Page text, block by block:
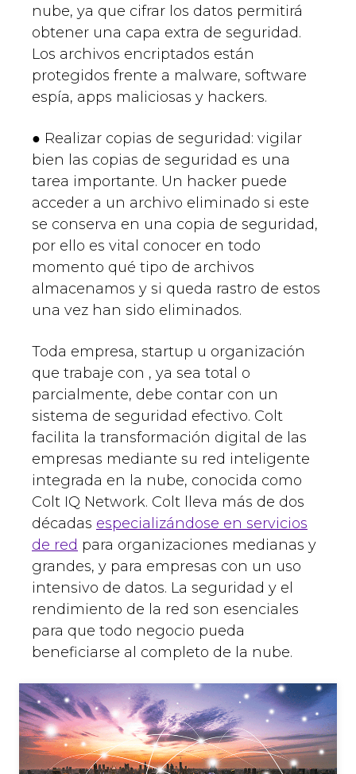
nube, ya que cifrar los datos permitirá
obtener una capa extra de seguridad.
Los archivos encriptados están
protegidos frente a malware, software
espía, apps maliciosas y hackers.
● Realizar copias de seguridad: vigilar
bien las copias de seguridad es una
tarea importante. Un hacker puede
acceder a un archivo eliminado si este
se conserva en una copia de seguridad,
por ello es vital conocer en todo
momento qué tipo de archivos
almacenamos y si queda rastro de estos
una vez han sido eliminados.
Toda empresa, startup u organización
que trabaje con , ya sea total o
parcialmente, debe contar con un
sistema de seguridad efectivo. Colt
facilita la transformación digital de las
empresas mediante su red inteligente
integrada en la nube, conocida como
Colt IQ Network. Colt lleva más de dos
décadas especializándose en servicios
de red para organizaciones medianas y
grandes, y para empresas con un uso
intensivo de datos. La seguridad y el
rendimiento de la red son esenciales
para que todo negocio pueda
beneficiarse al completo de la nube.